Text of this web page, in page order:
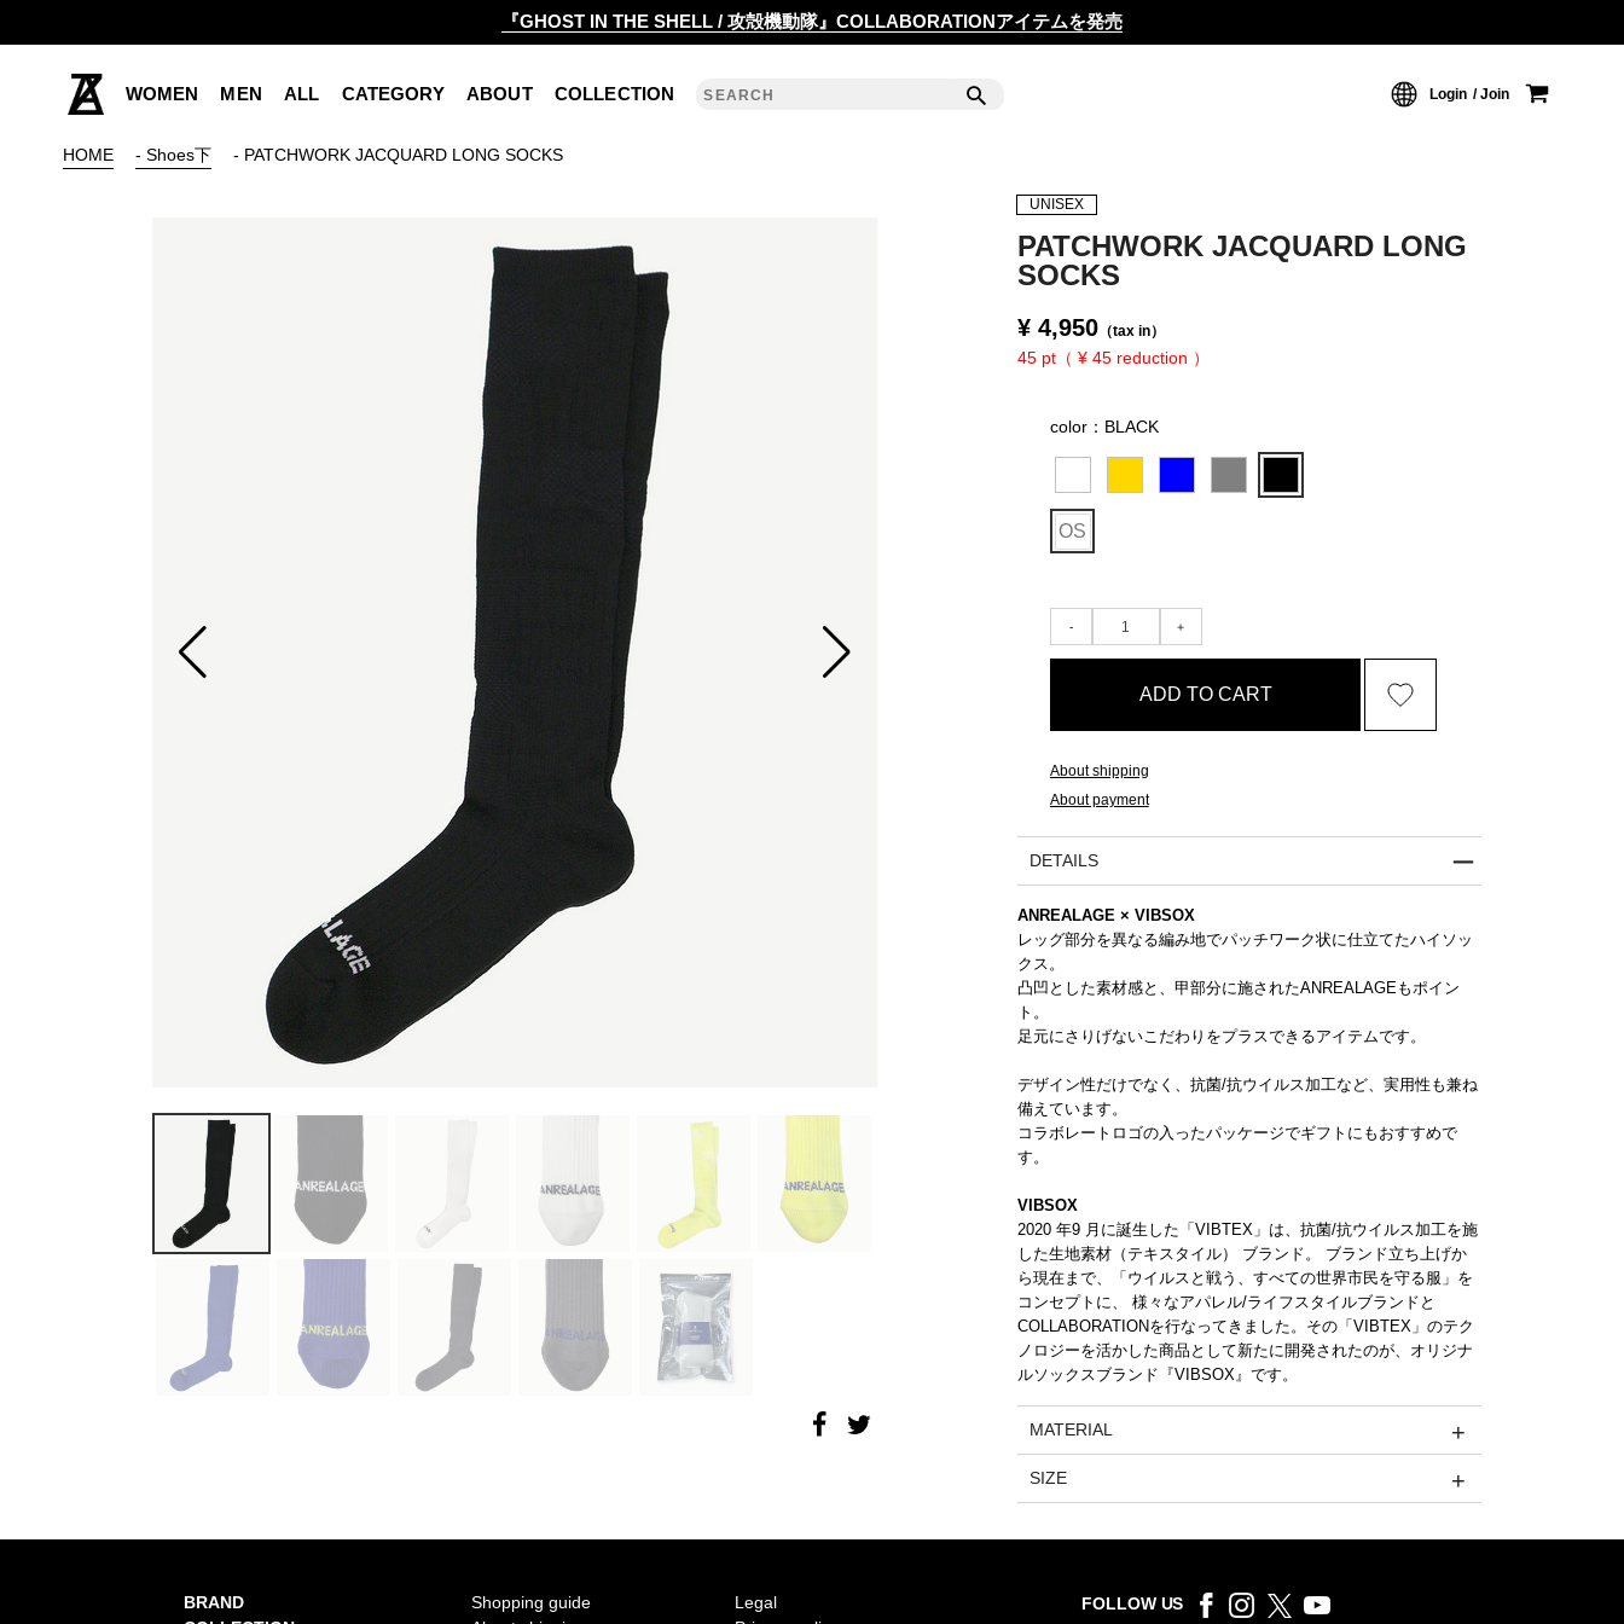
『GHOST IN THE SHELL / 攻殻機動隊』COLLABORATIONアイテムを発売
WOMEN MEN ALL CATEGORY ABOUT COLLECTION Login Join
2020 S/S COLLECTION 'ANGLE'
2018 S/S COLLECTION 'POWER'
2017 A/W COLLECTION 'ROLL'
2017 S/S COLLECTION 'SILENCE'
2016 A/W COLLECTION 'NOISE'
2016 S/S COLLECTION 'REFLECT'
2015 S/S COLLECTION 'SHADOW'
2010 A/W COLLECTION 'WIDESHORTSLIMLONG'
2010 S/S COLLECTION 'SILHOUETTE'
2009 A/W COLLECTION '凹 凸'
2009 S/S COLLECTION '○△□'
2008 A/W COLLECTION 'MUTYU'
2008 S/S COLLECTION 'NO MORE'
2006 A/W COLLECTION 'KANON'
HOME - Shoes下 - PATCHWORK JACQUARD LONG SOCKS
UNISEX
PATCHWORK JACQUARD LONG
SOCKS
¥ 4,950（tax in）
45 pt（ ¥ 45 reduction ）
color：BLACK
OS
ADD TO CART
About shipping
About payment
DETAILS
ANREALAGE × VIBSOX
レッグ部分を異なる編み地でパッチワーク状に仕立てたハイソッ
クス。
凸凹とした素材感と、甲部分に施されたANREALAGEもポイン
ト。
足元にさりげないこだわりをプラスできるアイテムです。
デザイン性だけでなく、抗菌/抗ウイルス加工など、実用性も兼ね
備えています。
コラボレートロゴの入ったパッケージでギフトにもおすすめで
す。
VIBSOX
2020 年9 月に誕生した「VIBTEX」は、抗菌/抗ウイルス加工を施
した生地素材（テキスタイル） ブランド。 ブランド立ち上げか
ら現在まで、「ウイルスと戦う、すべての世界市民を守る服」を
コンセプトに、 様々なアパレル/ライフスタイルブランドと
COLLABORATIONを行なってきました。その「VIBTEX」のテク
ノロジーを活かした商品として新たに開発されたのが、オリジナ
ルソックスブランド『VIBSOX』です。
MATERIAL
SIZE
BRAND
Shopping guide
Legal
FOLLOW US